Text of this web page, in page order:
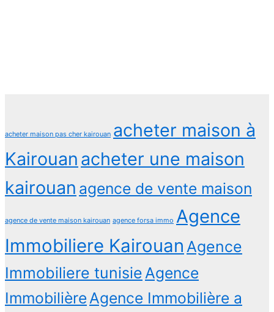
acheter maison pas cher kairouan acheter maison à
Kairouan acheter une maison
kairouan agence de vente maison
agence de vente maison kairouan agence forsa immo Agence
Immobiliere Kairouan Agence
Immobiliere tunisie Agence
Immobilière Agence Immobilière a